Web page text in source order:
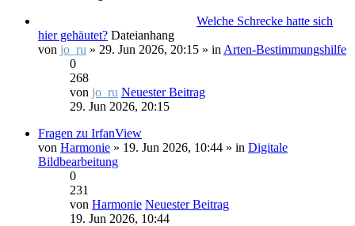
Welche Schrecke hatte sich
hier gehäutet? Dateianhang
von jo_ru » 29. Jun 2026, 20:15 » in Arten-Bestimmungshilfe
0
268
von jo_ru Neuester Beitrag
29. Jun 2026, 20:15
Fragen zu IrfanView
von Harmonie » 19. Jun 2026, 10:44 » in Digitale
Bildbearbeitung
0
231
von Harmonie Neuester Beitrag
19. Jun 2026, 10:44